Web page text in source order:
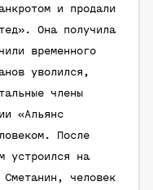
и продали
Она получила
временного
уволился,
члены
«Альянс
После
устроился на
человек